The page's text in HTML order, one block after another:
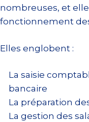
nombreuses, et
fonctionnement
Elles englobent :
La saisie
bancaire
La préparation
La gestion des